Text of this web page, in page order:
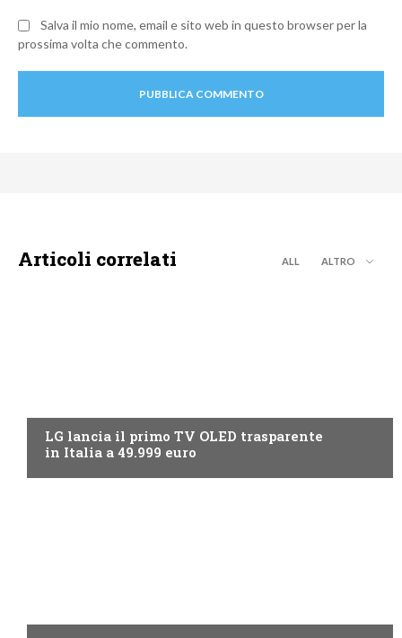
Salva il mio nome, email e sito web in questo browser per la
prossima volta che commento.
Articoli correlati ALL ALTRO
LG lancia il primo TV OLED trasparente
in Italia a 49.999 euro